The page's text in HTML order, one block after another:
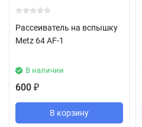
Рассеиватель на вспышку
Metz 64 AF-1
В наличии
600 ₽
В корзину